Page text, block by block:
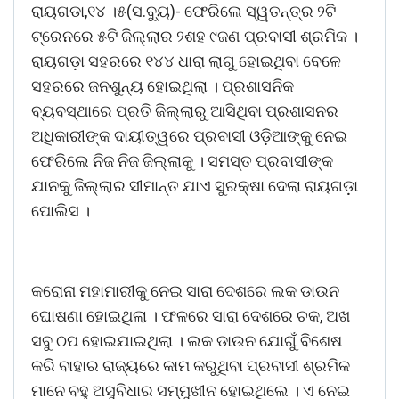
ରାୟଗଡା,୧୪ ।୫(ସ.ବୁ୍ୟ)- ଫେରିଲେ ସ୍ୱତନ୍ତ୍ର ୨ଟି
ଟ୍ରେନରେ ୫ଟି ଜିଲ୍ଲାର ୨ଶହ ୯ଜଣ ପ୍ରବାସୀ ଶ୍ରମିକ ।
ରାୟଗଡ଼ା ସହରରେ ୧୪୪ ଧାରା ଲାଗୁ ହୋଇଥିବା ବେଳେ
ସହରରେ ଜନଶୁନ୍ୟ ହୋଇଥିଲା । ପ୍ରଶାସନିକ
ବ୍ୟବସ୍ଥାରେ ପ୍ରତି ଜିଲ୍ଲାରୁ ଆସିଥିବା ପ୍ରଶାସନର
ଅଧିକାରୀଙ୍କ ଦାୟୀତ୍ୱରେ ପ୍ରବାସୀ ଓଡ଼ିଆଙ୍କୁ ନେଇ
ଫେରିଲେ ନିଜ ନିଜ ଜିଲ୍ଲାକୁ । ସମସ୍ତ ପ୍ରବାସୀଙ୍କ
ଯାନକୁ ଜିଲ୍ଲାର ସୀମାନ୍ତ ଯାଏ ସୁରକ୍ଷା ଦେଲା ରାୟଗଡ଼ା
ପୋଲିସ ।
କରୋନା ମହାମାରୀକୁ ନେଇ ସାରା ଦେଶରେ ଲକ ଡାଉନ
ଘୋଷଣା ହୋଇଥିଲା । ଫଳରେ ସାରା ଦେଶରେ ଚକ, ଅଖ
ସବୁ ଠପ ହୋଇଯାଇଥିଲା । ଲକ ଡାଉନ ଯୋଗୁଁ ବିଶେଷ
କରି ବାହାର ରାଜ୍ୟରେ କାମ କରୁଥିବା ପ୍ରବାସୀ ଶ୍ରମିକ
ମାନେ ବହୁ ଅସୁବିଧାର ସମ୍ମୁଖୀନ ହୋଇଥିଲେ । ଏ ନେଇ